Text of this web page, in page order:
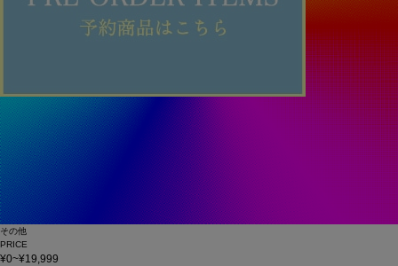
その他
PRICE
¥0~¥19,999